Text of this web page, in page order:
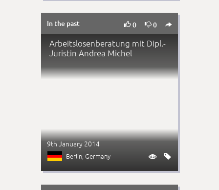
In the past 0 0 
Arbeitslosenberatung mit Dipl.-
Juristin Andrea Michel
9th January 2014
Berlin, Germany  